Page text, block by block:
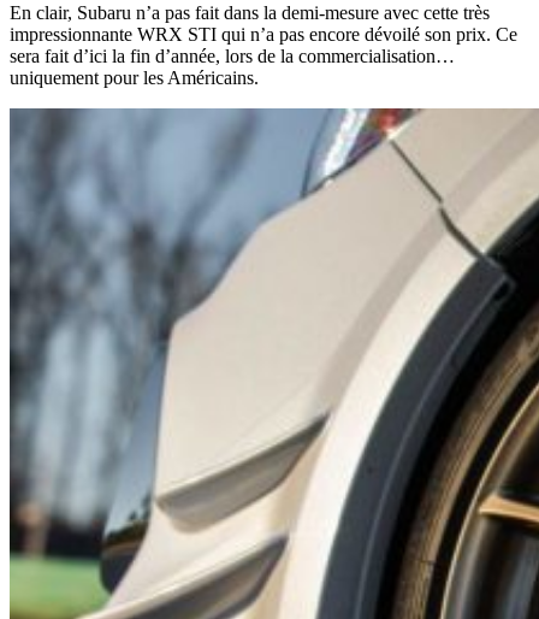
En clair, Subaru n’a pas fait dans la demi-mesure avec cette très
impressionnante WRX STI qui n’a pas encore dévoilé son prix. Ce
sera fait d’ici la fin d’année, lors de la commercialisation…
uniquement pour les Américains.